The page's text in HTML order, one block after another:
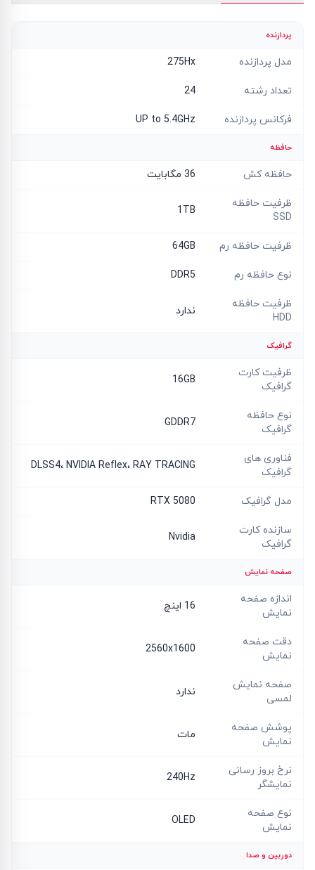
پردازنده
مدل پردازنده 275Hx
تعداد رشته 24
فرکانس پردازنده UP to 5.4GHz
حافظه
حافظه کش 36 مگابایت
ظرفیت حافظه
SSD
1TB
ظرفیت حافظه رم 64GB
نوع حافظه رم DDR5
ظرفیت حافظه
HDD
ندارد
گرافیک
ظرفیت کارت
گرافیک
16GB
نوع حافظه
گرافیک
GDDR7
فناوری های
گرافیک
DLSS4، NVIDIA Reflex، RAY TRACING
مدل گرافیک RTX 5080
سازنده کارت
گرافیک
Nvidia
صفحه نمایش
اندازه صفحه
نمایش
16 اینچ
دقت صفحه
نمایش
2560x1600
صفحه نمایش
لمسی
ندارد
پوشش صفحه
نمایش
مات
نرخ بروز رسانی
نمایشگر
240Hz
نوع صفحه
نمایش
OLED
دوربین و صدا